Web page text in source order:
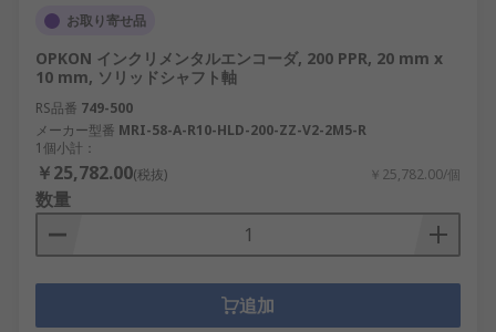
お取り寄せ品
OPKON インクリメンタルエンコーダ, 200 PPR, 20 mm x
10 mm, ソリッドシャフト軸
RS品番 749-500
メーカー型番 MRI-58-A-R10-HLD-200-ZZ-V2-2M5-R
1個小計：
￥25,782.00(税抜) ￥25,782.00/個
数量
追加